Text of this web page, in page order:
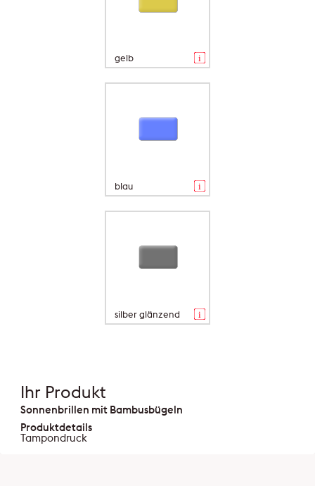
gelb
blau
silber glänzend
Ihr Produkt
Sonnenbrillen mit Bambusbügeln
Produktdetails
Tampondruck